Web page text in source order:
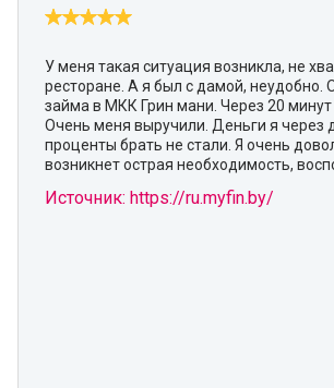
У меня такая ситуация возникла, не
ресторане. А я был с дамой, неудобно.
займа в МКК Грин мани. Через 20 минут
Очень меня выручили. Деньги я через
проценты брать не стали. Я очень
возникнет острая необходимость,
Источник: https://ru.myfin.by/